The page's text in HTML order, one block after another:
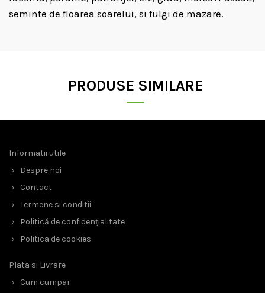
seminte de floarea soarelui, si fulgi de mazare.
PRODUSE SIMILARE
Informatii utile
Despre noi
Contact
Termene si conditii
Politică de confidențialitate
Politica de cookies
Plata si Livrare
Cum cumpar